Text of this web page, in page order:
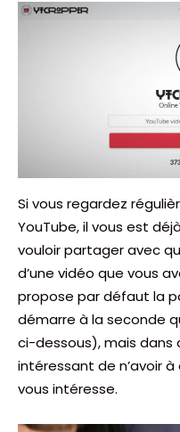
Si vous regardez
YouTube, il vous est
vouloir partager avec
d’une vidéo que vous
propose par défaut la
démarre à la seconde
ci-dessous), mais dans
intéressant de n’avoir
vous intéresse.